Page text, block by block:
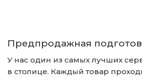
Предпродажная
У нас один из самых лучших
в столице. Каждый товар